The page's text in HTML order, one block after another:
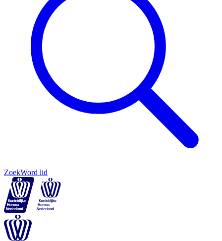
ZoekWord lid